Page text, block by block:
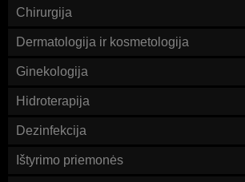
Chirurgija
Dermatologija ir kosmetologija
Ginekologija
Hidroterapija
Dezinfekcija
Ištyrimo priemonės